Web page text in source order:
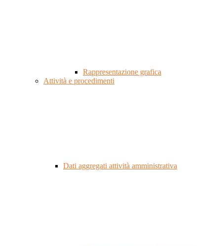
Rappresentazione grafica
Attività e procedimenti
Dati aggregati attività amministrativa